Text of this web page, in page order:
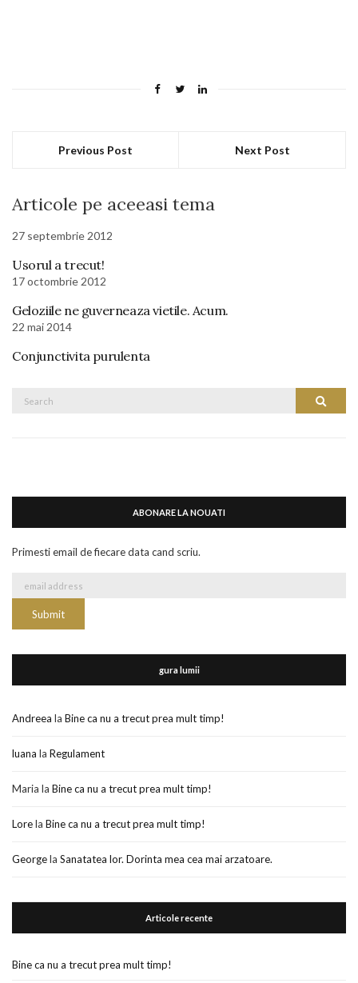
Previous Post Next Post
Articole pe aceeasi tema
27 septembrie 2012
Usorul a trecut!
17 octombrie 2012
Geloziile ne guverneaza vietile. Acum.
22 mai 2014
Conjunctivita purulenta
Search
ABONARE LA NOUATI
Primesti email de fiecare data cand scriu.
gura lumii
Andreea la Bine ca nu a trecut prea mult timp!
luana la Regulament
Maria la Bine ca nu a trecut prea mult timp!
Lorela Bine ca nu a trecut prea mult timp!
Georgela Sanatatea lor. Dorinta mea cea mai arzatoare.
Articole recente
Bine ca nu a trecut prea mult timp!